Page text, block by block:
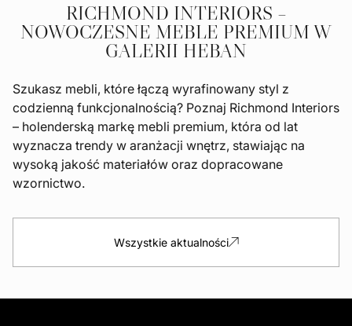
RICHMOND INTERIORS –
NOWOCZESNE MEBLE PREMIUM W
GALERII HEBAN
Szukasz mebli, które łączą wyrafinowany styl z
codzienną funkcjonalnością? Poznaj Richmond Interiors
– holenderską markę mebli premium, która od lat
wyznacza trendy w aranżacji wnętrz, stawiając na
wysoką jakość materiałów oraz dopracowane
wzornictwo.
Wszystkie aktualności